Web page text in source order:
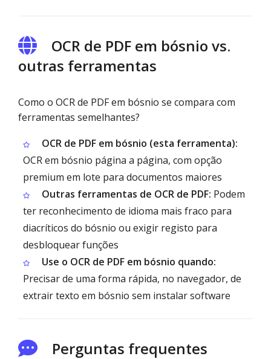
OCR de PDF em bósnio vs.
outras ferramentas
Como o OCR de PDF em bósnio se compara com
ferramentas semelhantes?
OCR de PDF em bósnio (esta ferramenta):
OCR em bósnio página a página, com opção
premium em lote para documentos maiores
Outras ferramentas de OCR de PDF: Podem
ter reconhecimento de idioma mais fraco para
diacríticos do bósnio ou exigir registo para
desbloquear funções
Use o OCR de PDF em bósnio quando:
Precisar de uma forma rápida, no navegador, de
extrair texto em bósnio sem instalar software
Perguntas frequentes